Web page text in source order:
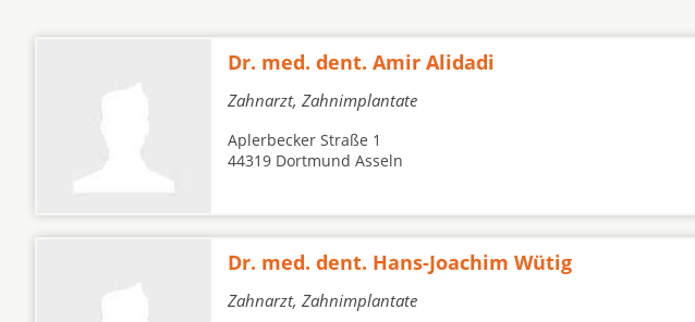
Dr. med. dent. Amir Alidadi
Zahnarzt, Zahnimplantate
Aplerbecker Straße 1
44319 Dortmund Asseln
Dr. med. dent. Hans-Joachim Wütig
Zahnarzt, Zahnimplantate